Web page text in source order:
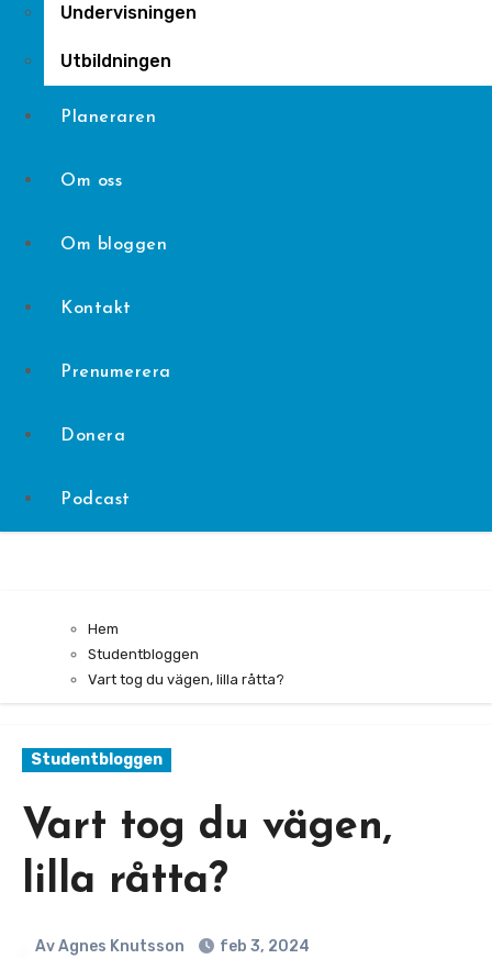
Undervisningen
Utbildningen
Planeraren
Om oss
Om bloggen
Kontakt
Prenumerera
Donera
Podcast
Hem
Studentbloggen
Vart tog du vägen, lilla råtta?
Studentbloggen
Vart tog du vägen,
lilla råtta?
Av Agnes Knutsson feb 3, 2024